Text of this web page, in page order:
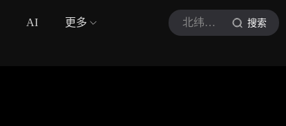
AI 更多 北纬视频 搜索